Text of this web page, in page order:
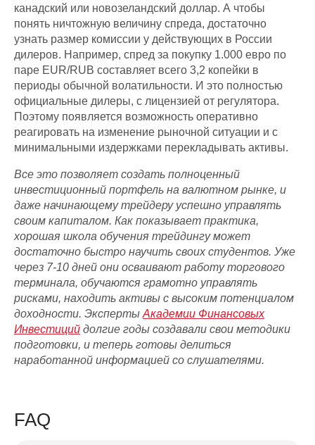
канадский или новозеландский доллар. А чтобы
понять ничтожную величину спреда, достаточно
узнать размер комиссии у действующих в России
дилеров. Например, спред за покупку 1.000 евро по
паре EUR/RUB составляет всего 3,2 копейки в
периоды обычной волатильности. И это полностью
официальные дилеры, с лицензией от регулятора.
Поэтому появляется возможность оперативно
реагировать на изменение рыночной ситуации и с
минимальными издержками перекладывать активы.
Все это позволяет создать полноценный
инвестиционный портфель на валютном рынке, и
даже начинающему трейдеру успешно управлять
своим капиталом. Как показывает практика,
хорошая школа обучения трейдингу может
достаточно быстро научить своих студентов. Уже
через 7-10 дней они осваивают работу торгового
терминала, обучаются грамотно управлять
рисками, находить активы с высоким потенциалом
доходности. Эксперты Академии Финансовых
Инвестиций долгие годы создавали свои методики
подготовки, и теперь готовы делиться
наработанной информацией со слушателями.
FAQ